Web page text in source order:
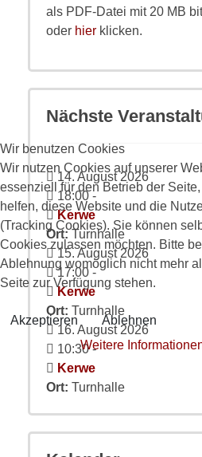
als PDF-Datei mit 20 MB
oder hier klicken.
Nächste
14. August 2026
18:00-
Kerwe
Ort:Turnhalle
15. August 2026
17:00-
Kerwe
Ort: Turnhalle
16. August 2026
10:30-
Kerwe
Ort: Turnhalle
Wir benutzen Cookies
Wir nutzen Cookies auf unserer
essenziell für den Betrieb der
helfen, diese Website und die
(Tracking Cookies). Sie können
Cookies zulassen möchten. Bitte
Ablehnung womöglich nicht mehr
Seite zur Verfügung stehen.
Akzeptieren
Ablehnen
Weitere